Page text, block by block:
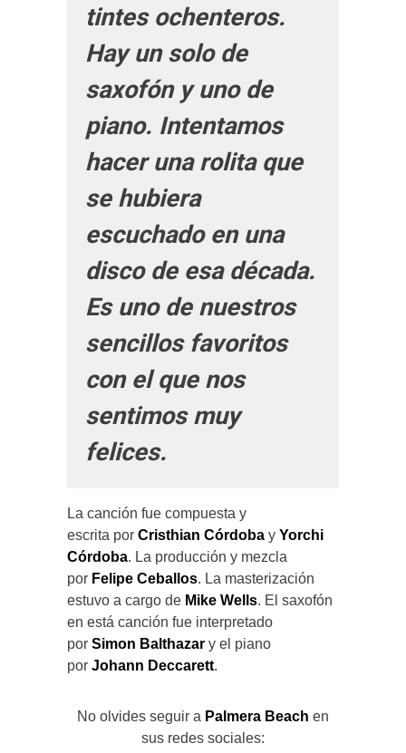
tintes ochenteros.
Hay un solo de
saxofón y uno de
piano. Intentamos
hacer una rolita que
se hubiera
escuchado en una
disco de esa década.
Es uno de nuestros
sencillos favoritos
con el que nos
sentimos muy
felices.
La canción fue compuesta y
escrita por Cristhian Córdoba y Yorchi
Córdoba. La producción y mezcla
por Felipe Ceballos. La masterización
estuvo a cargo de Mike Wells. El saxofón
en está canción fue interpretado
por Simon Balthazar y el piano
por Johann Deccarett.
No olvides seguir a Palmera Beach en
sus redes sociales: